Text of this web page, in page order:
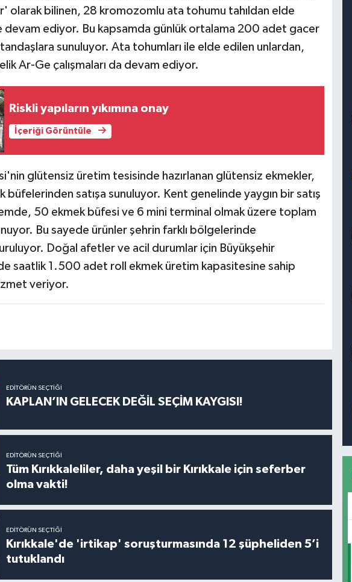
olarak bilinen, 28 kromozomlu ata tohumu tahıldan elde
devam ediyor. Bu kapsamda günlük ortalama 200 adet gacer
sunuluyor. Ata tohumları ile elde edilen unlardan,
Ar-Ge çalışmaları da devam ediyor.
Riskli yapıların yıkımına onay
İçeriği Görüntüle
glütensiz üretim tesisinde hazırlanan glütensiz ekmekler,
büfelerinden satışa sunuluyor. Kent genelinde yaygın bir satış
50 ekmek büfesi ve 6 mini terminal olmak üzere toplam
Bu sayede ürünler şehrin farklı bölgelerinde
Doğal afetler ve acil durumlar için Büyükşehir
saatlik 1.500 adet roll ekmek üretim kapasitesine sahip
veriyor.
EDITÖRÜN SEÇTIĞI
KAPLAN’IN GELECEK DEĞİL SEÇİM KAYGISI!
EDITÖRÜN SEÇTIĞI
Tüm Kırıkkaleliler, daha yeşil bir Kırıkkale için seferber
olma vakti!
EDITÖRÜN SEÇTIĞI
Kırıkkale'de 'irtikap' soruşturmasında 12 şüpheliden 5’i
tutuklandı